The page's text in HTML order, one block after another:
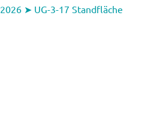
➤ UG-3-17 Standfläche